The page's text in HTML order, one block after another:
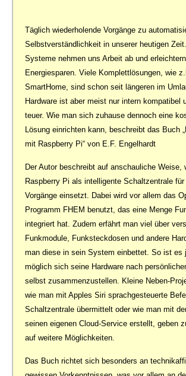
Täglich wiederholende Vorgänge zu
Selbstverständlichkeit in unserer heutigen
Systeme nehmen uns Arbeit ab und
Energiesparen. Viele Komplettlösungen, wie
SmartHome, sind schon seit längeren im
Hardware ist aber meist nur intern kompatibel
teuer. Wie man sich zuhause dennoch eine
Lösung einrichten kann, beschreibt das Buch
mit Raspberry Pi“ von E.F. Engelhardt
Der Autor beschreibt auf anschauliche Weise,
Raspberry Pi als intelligente Schaltzentrale
Vorgänge einsetzt. Dabei wird vor allem das
Programm FHEM benutzt, das eine Menge
integriert hat. Zudem erfährt man viel über
Funkmodule, Funksteckdosen und andere
man diese in sein System einbettet. So ist es
möglich sich seine Hardware nach
selbst zusammenzustellen. Kleine Neben-
wie man mit Apples Siri sprachgesteuerte
Schaltzentrale übermittelt oder wie man mit
seinen eigenen Cloud-Service erstellt, geben
auf weitere Möglichkeiten.
Das Buch richtet sich besonders an